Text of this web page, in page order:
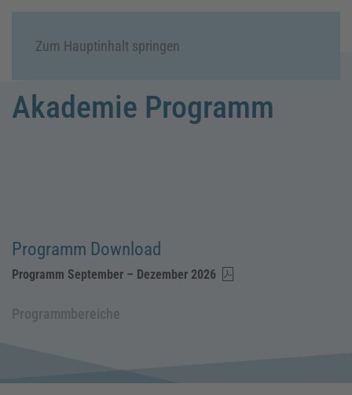
Zum Hauptinhalt springen
Akademie Programm
Programm Download
Programm September – Dezember 2026
Programmbereiche